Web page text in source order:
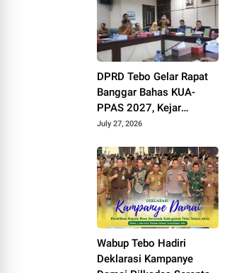
DPRD Tebo Gelar Rapat
Banggar Bahas KUA-
PPAS 2027, Kejar
Tambahan PAD dan DBH
July 27, 2026
Wabup Tebo Hadiri
Deklarasi Kampanye